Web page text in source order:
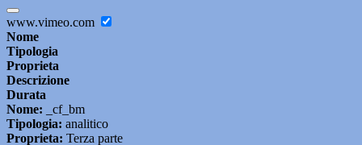
www.vimeo.com
Nome
Tipologia
Proprieta
Descrizione
Durata
Nome: _cf_bm
Tipologia: analitico
Proprieta: Terza parte